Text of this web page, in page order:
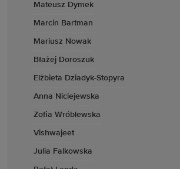
Mateusz Dymek
Marcin Bartman
Mariusz Nowak
Błażej Doroszuk
Elżbieta Dziadyk-Stopyra
Anna Niciejewska
Zofia Wróblewska
Vishwajeet
Julia Falkowska